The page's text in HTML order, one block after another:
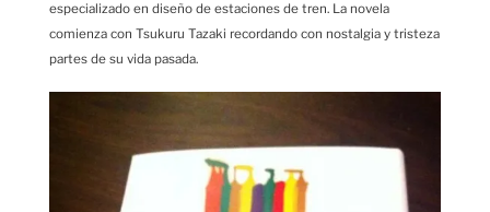
especializado en diseño de estaciones de tren. La novela
comienza con Tsukuru Tazaki recordando con nostalgia y tristeza
partes de su vida pasada.